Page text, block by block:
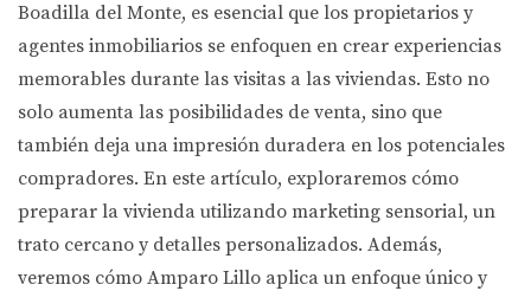
Boadilla del Monte, es esencial que los propietarios y
agentes inmobiliarios se enfoquen en crear experiencias
memorables durante las visitas a las viviendas. Esto no
solo aumenta las posibilidades de venta, sino que
también deja una impresión duradera en los potenciales
compradores. En este artículo, exploraremos cómo
preparar la vivienda utilizando marketing sensorial, un
trato cercano y detalles personalizados. Además,
veremos cómo Amparo Lillo aplica un enfoque único y